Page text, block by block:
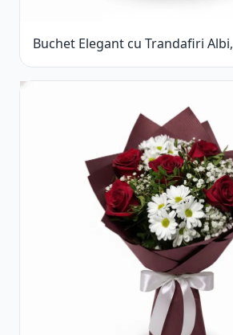
Buchet Elegant cu Trandafiri Albi,
Hortensie și Crizanteme Crem